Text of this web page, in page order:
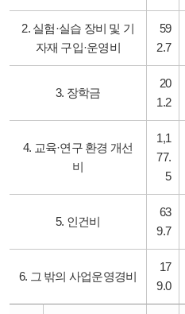
2. 실험·실습 장비 및 기
자재 구입·운영비
59
2.7
3. 장학금
20
1.2
4. 교육·연구 환경 개선
비
1,1
77.
5
5. 인건비
63
9.7
6. 그 밖의 사업운영경비
17
9.0